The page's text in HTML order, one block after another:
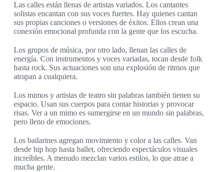
Las calles están llenas de artistas variados. Los cantantes
solistas encantan con sus voces fuertes. Hay quienes cantan
sus propias canciones o versiones de éxitos. Ellos crean una
conexión emocional profunda con la gente que los escucha.
Los grupos de música, por otro lado, llenan las calles de
energía. Con instrumentos y voces variadas, tocan desde folk
hasta rock. Sus actuaciones son una explosión de ritmos que
atrapan a cualquiera.
Los mimos y artistas de teatro sin palabras también tienen su
espacio. Usan sus cuerpos para contar historias y provocar
risas. Ver a un mimo es sumergirse en un mundo sin palabras,
pero lleno de emociones.
Los bailarines agregan movimiento y color a las calles. Van
desde hip hop hasta ballet, ofreciendo espectáculos visuales
increíbles. A menudo mezclan varios estilos, lo que atrae a
mucha gente.